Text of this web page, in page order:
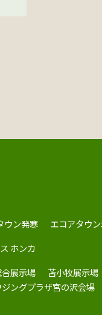
ウン発寒
エコアタウ
ホンカ
展示場 苫小牧展示場
ングプラザ宮の沢会場